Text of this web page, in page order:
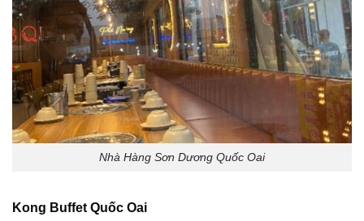
Nhà Hàng Sơn Dương Quốc Oai
Kong Buffet Quốc Oai